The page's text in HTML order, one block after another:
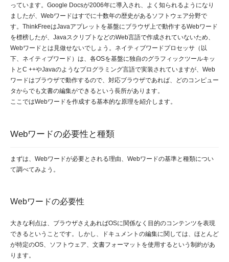
っています。Google Docsが2006年に導入され、よく知られるようになり
ましたが、Webワードはすでに十数年の歴史があるソフトウェア分野で
す。ThinkFreeはJavaアプレットを基盤にブラウザ上で動作するWebワード
を標榜したが、JavaスクリプトなどのWeb言語で作成されていないため、
Webワードとは見做せないでしょう。ネイティブワードプロセッサ（以
下、ネイティブワード）は、各OSを基盤に独自のグラフィックツールキッ
トとC ++やJavaのようなプログラミング言語で実装されていますが、Web
ワードはブラウザで動作するので、対応ブラウザであれば、どのコンピュー
タからでも文書の編集ができるという長所があります。
ここではWebワードを作成する基本的な原理を紹介します。
Webワードの必要性と種類
まずは、Webワードが必要とされる理由、Webワードの基準と種類につい
て調べてみよう。
Webワードの必要性
大きな利点は、ブラウザさえあればOSに関係なく目的のコンテンツを表現
できるということです。しかし、ドキュメントの編集に関しては、ほとんど
が特定のOS、ソフトウェア、文書フォーマットを使用するという制約があ
ります。